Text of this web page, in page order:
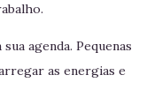
agenda. Pequenas
as energias e